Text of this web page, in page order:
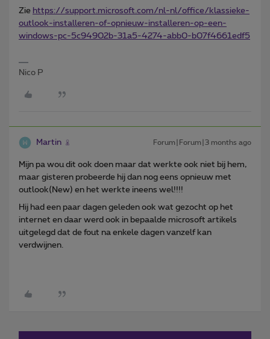
Zie https://support.microsoft.com/nl-nl/office/klassieke-
outlook-installeren-of-opnieuw-installeren-op-een-
windows-pc-5c94902b-31a5-4274-abb0-b07f4661edf5
Nico P
Martin Forum|Forum|3 months ago
Mijn pa wou dit ook doen maar dat werkte ook niet bij hem,
maar gisteren probeerde hij dan nog eens opnieuw met
outlook(New) en het werkte ineens wel!!!!
Hij had een paar dagen geleden ook wat gezocht op het
internet en daar werd ook in bepaalde microsoft artikels
uitgelegd dat de fout na enkele dagen vanzelf kan
verdwijnen.